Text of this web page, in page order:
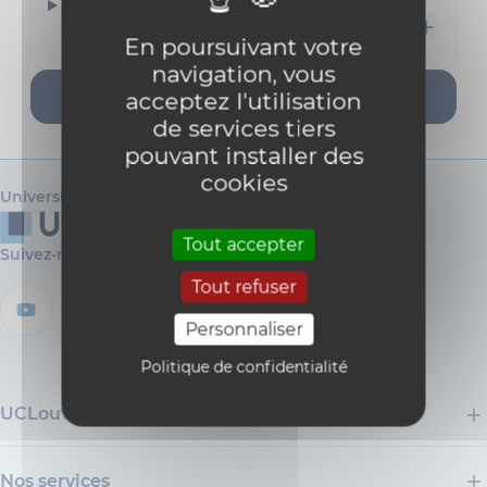
En poursuivant votre
navigation, vous
acceptez l'utilisation
de services tiers
pouvant installer des
cookies
Tout accepter
Tout refuser
Personnaliser
Politique de confidentialité
tom.gosseye@uclouvain.be
Nouvelle recherche
Université catholique de Louvain
Suivez-nous
UCLouvain
Nos services